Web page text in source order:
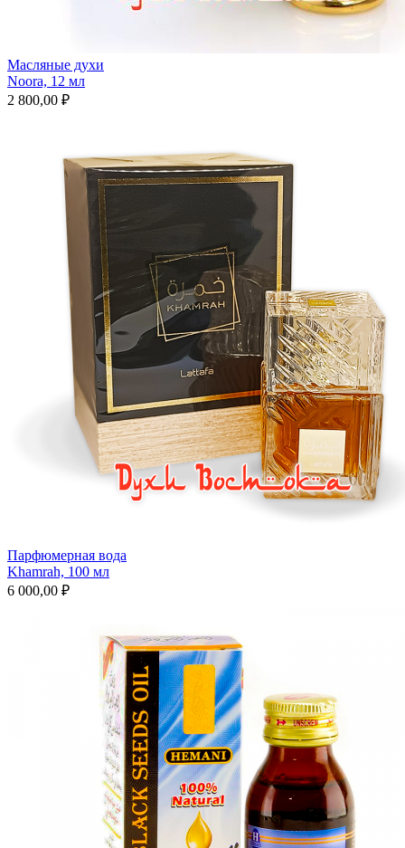
Масляные духи
Noora, 12 мл
2 800,00 ₽
Парфюмерная вода
Khamrah, 100 мл
6 000,00 ₽